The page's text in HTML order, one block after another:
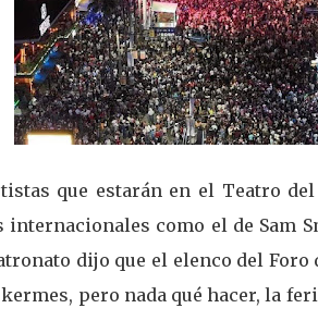
que estarán en el Teatro
como el de Sam
dijo que el elenco del
pero nada qué hacer, la